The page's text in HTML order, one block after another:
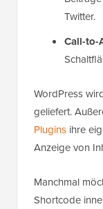
Twitter.
Call-to-
WordPress
geliefert.
Plugins ihre
Anzeige von
Manchmal
Shortcode